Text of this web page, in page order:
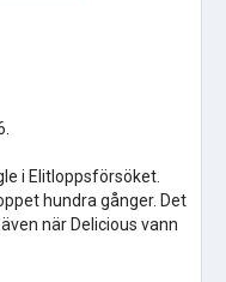
i Elitloppsförsöket.
hundra gånger. Det
när Delicious vann